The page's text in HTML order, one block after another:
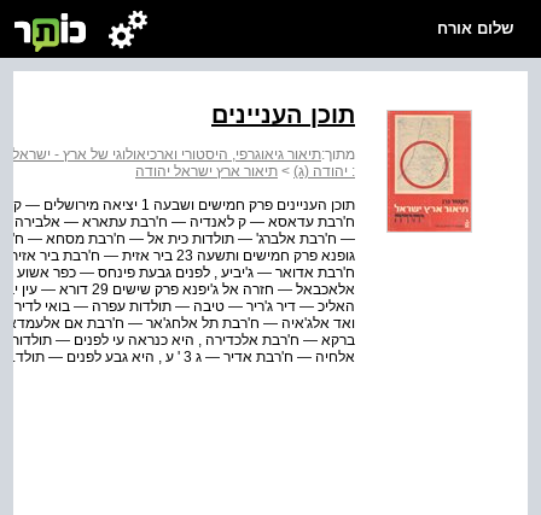
שלום אורח
תוכן העניינים
מתוך:תיאור גיאוגרפי, היסטורי וארכיאולוגי של ארץ -
: יהודה (ג) > תיאור ארץ ישראל יהודה
תוכן העניינים פרק חמישים
— ח'רבת אלברג' — תולדות כית אל — ח'רבת מסחא —
גופנא פרק חמישים ותשעה 23 ביר
ח'רבת אדואר — ג'יביע , לפנים גבעת פינחס — כפר
אלאכבאל — חזרה אל
ואד אלג'איה — ח'רבת תל אלחג'אר — ח'רבת אם
ברקא — ח'רבת אלכדירה , היא כנראה עי לפנים —
אלחיה — ח'רבת אדיר — ג 3 ' ע , היא גבע לפנים — תולד...